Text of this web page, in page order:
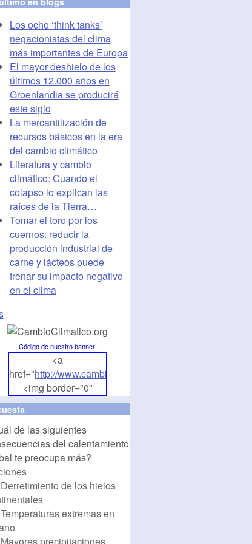
Los ocho ‘think tanks’
negacionistas del clima
más importantes de Europa
El mayor deshielo de los
últimos 12.000 años en
Groenlandia se producirá
este siglo
La mercantilización de
recursos básicos en la era
del cambio climático
Literatura y cambio
climático: Cuando el
colapso lo explican las
raíces de la Tierra…
Tomar el toro por los
cuernos: reducir la
producción industrial de
carne y lácteos puede
frenar su impacto negativo
en el clima
Código de nuestro banner:
<a
href="http://www.cambioclimatico.org
<img border="0"
align="middle"
src="http://www.cambioclimatico.org/banners/banner1.png
alt="CambioClimatico.org"
/></a>
de las siguientes
del calentamiento
te preocupa más?
Derretimiento de los hielos
Temperaturas extremas en